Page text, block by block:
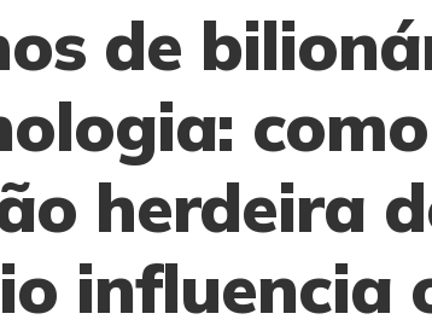
de
herdeira
influencia